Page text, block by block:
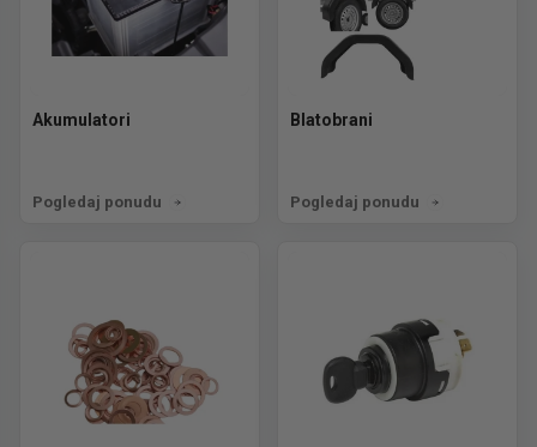
Akumulatori
Pogledaj ponudu
Blatobrani
Pogledaj ponudu